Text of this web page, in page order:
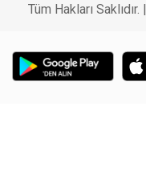
Tüm Hakları Saklıdır. |